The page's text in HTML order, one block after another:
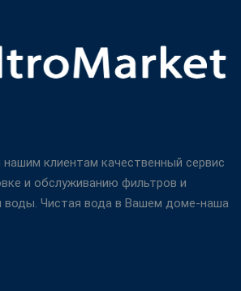
клиентам качественный сервис
и обслуживанию фильтров и
воды. Чистая вода в Вашем доме-наша